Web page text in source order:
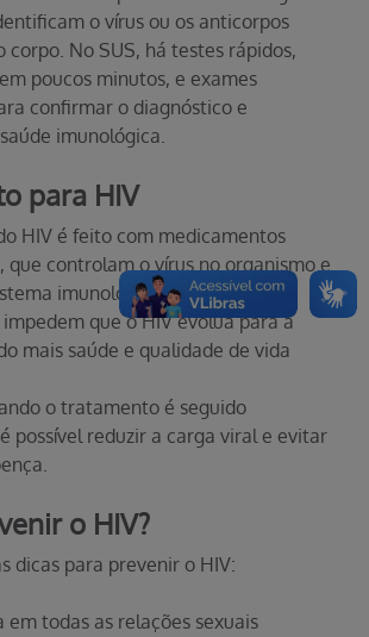
o vírus ou os anticorpos
corpo. No SUS, há testes rápidos,
poucos minutos, e exames
confirmar o diagnóstico e
imunológica.
para HIV
HIV é feito com medicamentos
controlam o vírus no organismo e
imunológico. Esses
que o HIV evolua para a
mais saúde e qualidade de vida
o tratamento é seguido
possível reduzir a carga viral e evitar
o HIV?
dicas para prevenir o HIV:
em todas as relações sexuais